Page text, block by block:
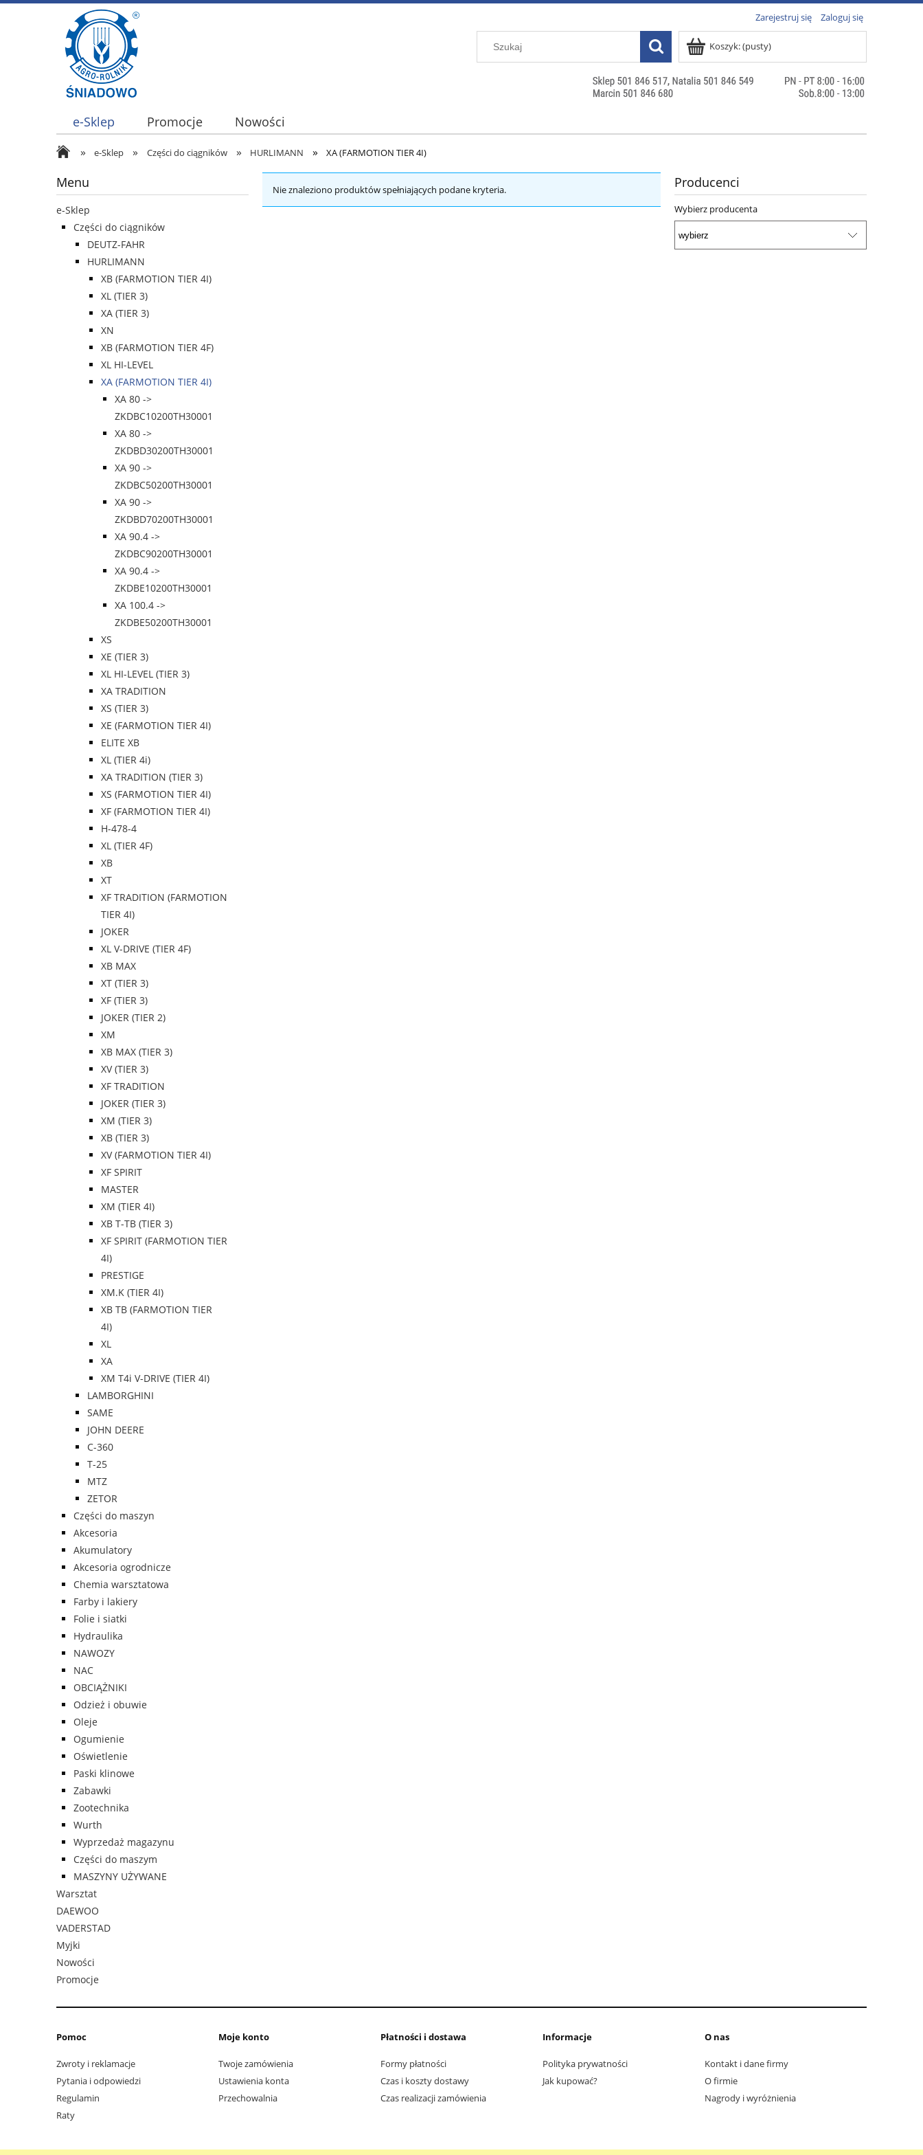
Zarejestruj się Zaloguj się
Koszyk:(pusty)
e-Sklep Promocje Nowości
» e-Sklep » Części do ciągników » HURLIMANN » XA (FARMOTION TIER 4I)
Menu
e-Sklep
Części do ciągników
DEUTZ-FAHR
HURLIMANN
XB (FARMOTION TIER 4I)
XL (TIER 3)
XA (TIER 3)
XN
XB (FARMOTION TIER 4F)
XL HI-LEVEL
XA (FARMOTION TIER 4I)
XA 80 ->
ZKDBC10200TH30001
XA 80 ->
ZKDBD30200TH30001
XA 90 ->
ZKDBC50200TH30001
XA 90 ->
ZKDBD70200TH30001
XA 90.4 ->
ZKDBC90200TH30001
XA 90.4 ->
ZKDBE10200TH30001
XA 100.4 ->
ZKDBE50200TH30001
XS
XE (TIER 3)
XL HI-LEVEL (TIER 3)
XA TRADITION
XS (TIER 3)
XE (FARMOTION TIER 4I)
ELITE XB
XL (TIER 4i)
XA TRADITION (TIER 3)
XS (FARMOTION TIER 4I)
XF (FARMOTION TIER 4I)
H-478-4
XL (TIER 4F)
XB
XT
XF TRADITION (FARMOTION
TIER 4I)
JOKER
XL V-DRIVE (TIER 4F)
XB MAX
XT (TIER 3)
XF (TIER 3)
JOKER (TIER 2)
XM
XB MAX (TIER 3)
XV (TIER 3)
XF TRADITION
JOKER (TIER 3)
XM (TIER 3)
XB (TIER 3)
XV (FARMOTION TIER 4I)
XF SPIRIT
MASTER
XM (TIER 4I)
XB T-TB (TIER 3)
XF SPIRIT (FARMOTION TIER
4I)
PRESTIGE
XM.K (TIER 4I)
XB TB (FARMOTION TIER
4I)
XL
XA
XM T4i V-DRIVE (TIER 4I)
LAMBORGHINI
SAME
JOHN DEERE
C-360
T-25
MTZ
ZETOR
Części do maszyn
Akcesoria
Akumulatory
Akcesoria ogrodnicze
Chemia warsztatowa
Farby i lakiery
Folie i siatki
Hydraulika
NAWOZY
NAC
OBCIĄŻNIKI
Odzież i obuwie
Oleje
Ogumienie
Oświetlenie
Paski klinowe
Zabawki
Zootechnika
Wurth
Wyprzedaż magazynu
Części do maszym
MASZYNY UŻYWANE
Warsztat
DAEWOO
VADERSTAD
Myjki
Nowości
Promocje
Nie znaleziono produktów spełniających podane kryteria. Producenci
Wybierz producenta
Pomoc
Zwroty i reklamacje
Pytania i odpowiedzi
Regulamin
Raty
Moje konto
Twoje zamówienia
Ustawienia konta
Przechowalnia
Płatności i dostawa
Formy płatności
Czas i koszty dostawy
Czas realizacji zamówienia
Informacje
Polityka prywatności
Jak kupować?
O nas
Kontakt i dane firmy
O firmie
Nagrody i wyróżnienia